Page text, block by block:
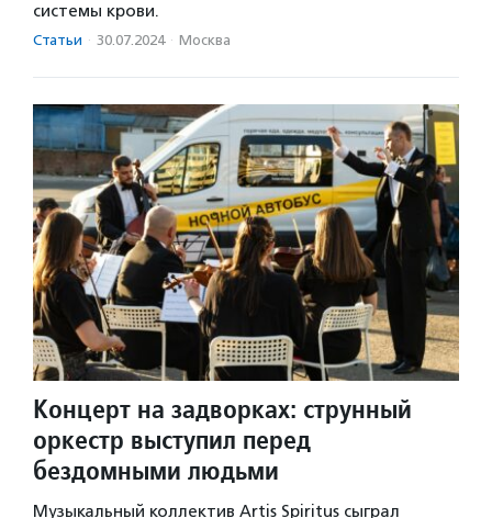
системы крови.
Статьи · 30.07.2024 · Москва
Концерт на задворках: струнный
оркестр выступил перед
бездомными людьми
Музыкальный коллектив Artis Spiritus сыграл